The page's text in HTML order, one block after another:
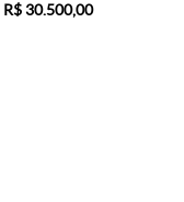
R$ 30.500,00